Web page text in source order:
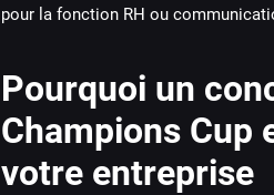
pour la fonction RH ou
Pourquoi un
Champions Cup
votre entreprise